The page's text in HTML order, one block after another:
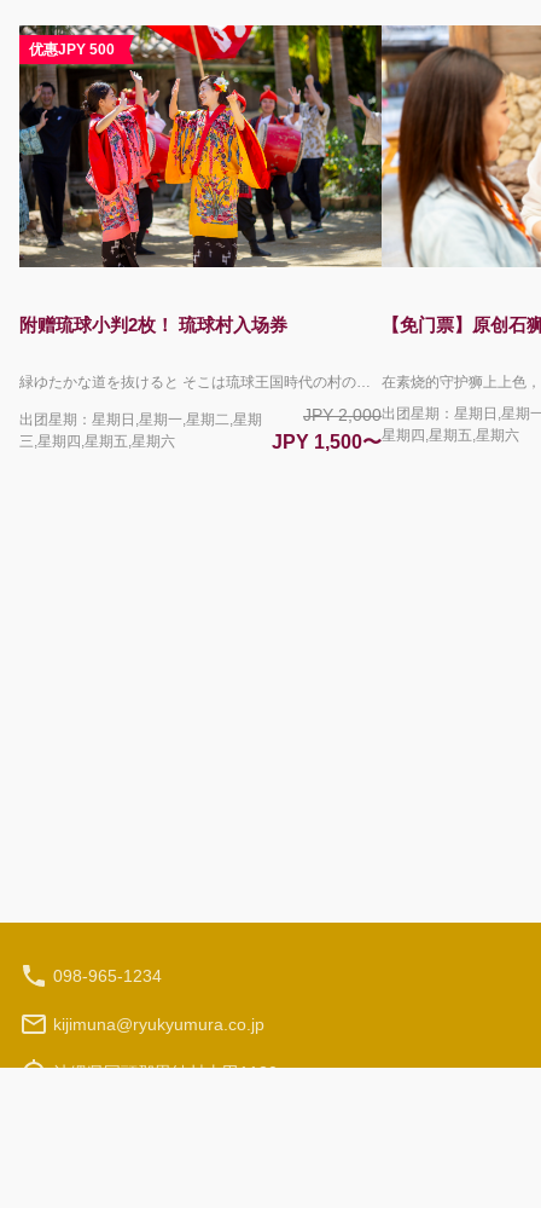
优惠JPY 500
附赠琉球小判2枚！ 琉球村入场券
緑ゆたかな道を抜けると そこは琉球王国時代の村の中 国に登録された有形文化財の古民家が立ち並び 今も生き続けている 450年続いた琉球の名残 三線とエイサーの音が響き渡り 踊りだす村人たち どこか懐かしい お腹も心も満たす ちょっと不思議な沖縄料理 じぶんの手でつくる伝統工芸は 旅の思い出とともに お持ち帰り みて きいて ふれて 古き良き琉球の世界を満喫してください 毎日4回（10:00/12:00/14:00/16:00）エイサーショーを開催。 勇壮なパフォーマンスをご覧いただけます。 その他お食事処・体験教室と楽しさ盛沢山で沖縄を満喫して頂けます。 園内では、キッズ向けのスタンプラリーや大人のかたまでお楽しみいただける謎解き脱出ゲームも開催中！ 予約限定で琉球小判2枚をプレゼント！ 琉球村内で、お買い物や体験のお支払いにご利用いただける園内通貨です。 ＊沖縄県民の方へのご注意＊ 沖縄県に在住していることを証明できる顔写真付き身分証をお持ちの場合、こちらのページで販売しているチケットとは異なる入園料が割引となる現地限定のサービスがございます（県民割）。 こちらのプランをご予約されているお客様につきましては県民割を適用することができませんので、沖縄県民のかたは、この予約サイトを利用せずに直接琉球村へお越しいただき、別途県民割チケットを現地でお買い求めください。 ＜キャンセルポリシーについて＞ ご利用日当日の9:00からお取消料が発生いたします。 下記の場合はお取消料は発生いたしません。 ・琉球村が臨時休園となった場合（台風による路線バスの運休など） ・荒天・自然災害などにより旅行を実施することが困難となった場合
出团星期：星期日,星期一,星期二,星期
三,星期四,星期五,星期六
JPY 2,000
JPY 1,500〜
【免门票】原创石
出团星期：星期日,星期
星期四,星期五,星期六
098-965-1234
kijimuna@ryukyumura.co.jp
沖縄県国頭郡恩納村山田1130